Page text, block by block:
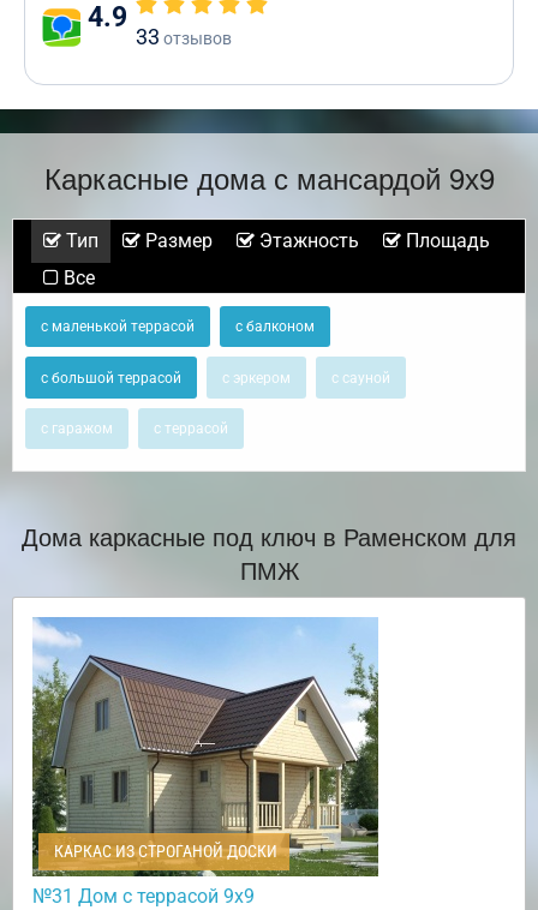
4.9
33 отзывов
Каркасные дома с мансардой 9х9
Тип Размер Этажность
Площадь
Все
с маленькой террасой с балконом
с большой террасой с эркером с сауной
с гаражом с террасой
Дома каркасные под ключ в Раменском для
ПМЖ
КАРКАС ИЗ СТРОГАНОЙ ДОСКИ
№31 Дом с террасой 9х9